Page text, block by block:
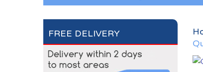
FREE DELIVERY